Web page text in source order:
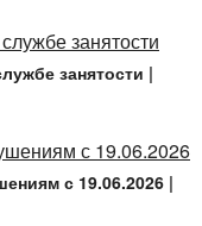
занятости |
с 19.06.2026 |